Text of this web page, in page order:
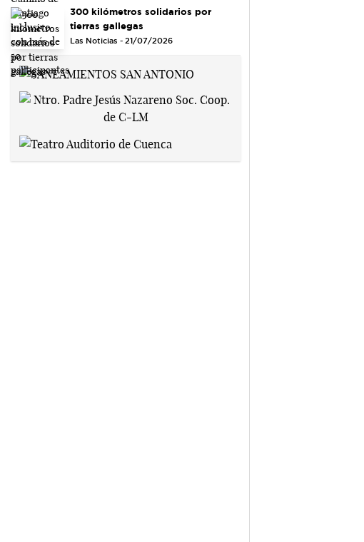
300 kilómetros solidarios por
tierras gallegas
Las Noticias - 21/07/2026